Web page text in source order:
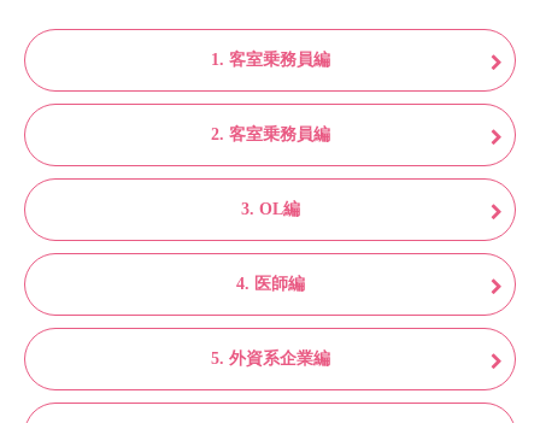
1. 客室乗務員編
2. 客室乗務員編
3. OL編
4. 医師編
5. 外資系企業編